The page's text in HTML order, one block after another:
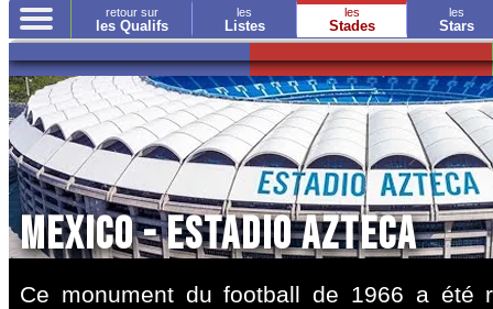
retour sur
les Qualifs
les
Listes
les
Stades
les
Stars
Mexico - Estadio Azteca
Ce monument du football de 1966 a été